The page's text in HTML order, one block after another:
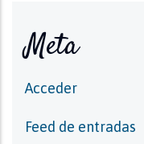
Meta
Acceder
Feed de entradas